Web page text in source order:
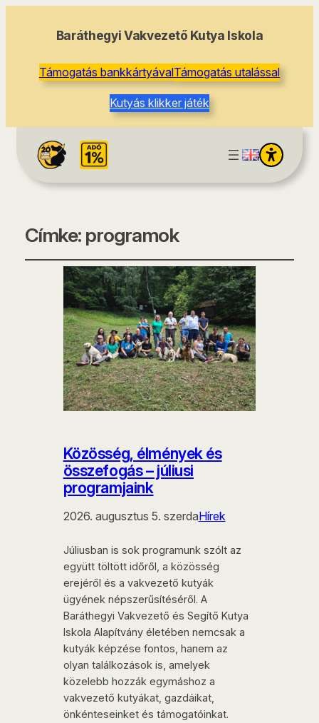
Baráthegyi Vakvezető Kutya Iskola
Támogatás bankkártyávalTámogatás utalással
Kutyás klikker játék
Címke: programok
Közösség, élmények és
összefogás – júliusi
programjaink
2026. augusztus 5. szerdaHírek
Júliusban is sok programunk szólt az
együtt töltött időről, a közösség
erejéről és a vakvezető kutyák
ügyének népszerűsítéséről. A
Baráthegyi Vakvezető és Segítő Kutya
Iskola Alapítvány életében nemcsak a
kutyák képzése fontos, hanem az
olyan találkozások is, amelyek
közelebb hozzák egymáshoz a
vakvezető kutyákat, gazdáikat,
önkénteseinket és támogatóinkat.